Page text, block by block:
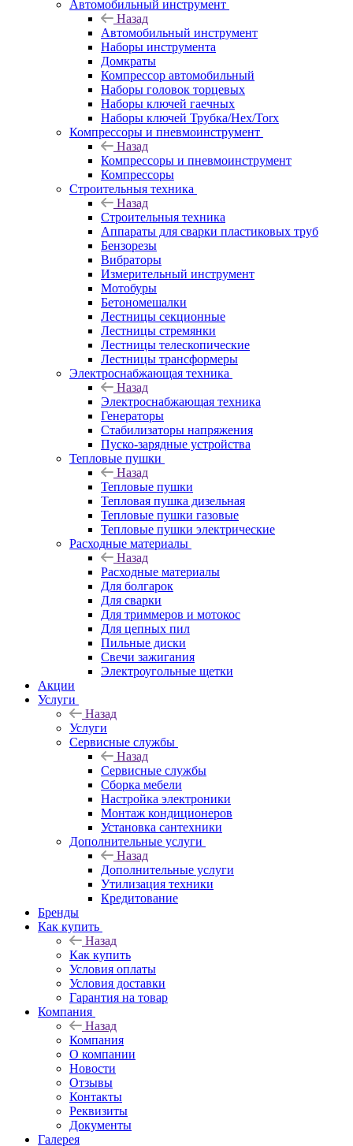
Автомобильный инструмент
Назад
Автомобильный инструмент
Наборы инструмента
Домкраты
Компрессор автомобильный
Наборы головок торцевых
Наборы ключей гаечных
Наборы ключей Трубка/Hex/Torx
Компрессоры и пневмоинструмент
Назад
Компрессоры и пневмоинструмент
Компрессоры
Строительныя техника
Назад
Строительныя техника
Аппараты для сварки пластиковых труб
Бензорезы
Вибраторы
Измерительный инструмент
Мотобуры
Бетономешалки
Лестницы секционные
Лестницы стремянки
Лестницы телескопические
Лестницы трансформеры
Электроснабжающая техника
Назад
Электроснабжающая техника
Генераторы
Стабилизаторы напряжения
Пуско-зарядные устройства
Тепловые пушки
Назад
Тепловые пушки
Тепловая пушка дизельная
Тепловые пушки газовые
Тепловые пушки электрические
Расходные материалы
Назад
Расходные материалы
Для болгарок
Для сварки
Для триммеров и мотокос
Для цепных пил
Пильные диски
Свечи зажигания
Электроугольные щетки
Акции
Услуги
Назад
Услуги
Сервисные службы
Назад
Сервисные службы
Сборка мебели
Настройка электроники
Монтаж кондиционеров
Установка сантехники
Дополнительные услуги
Назад
Дополнительные услуги
Утилизация техники
Кредитование
Бренды
Как купить
Назад
Как купить
Условия оплаты
Условия доставки
Гарантия на товар
Компания
Назад
Компания
О компании
Новости
Отзывы
Контакты
Реквизиты
Документы
Галерея